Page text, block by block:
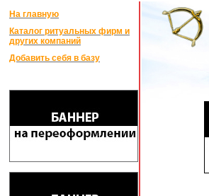
На главную
Каталог ритуальных фирм и
других компаний
Добавить себя в базу